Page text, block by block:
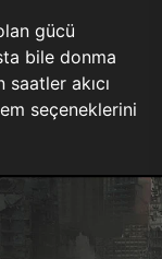
gücü
bile donma
akıcı
seçeneklerini